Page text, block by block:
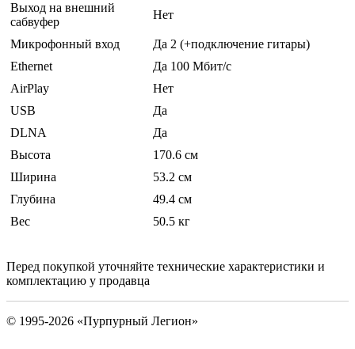
Выход на внешний
сабвуфер
Нет
Микрофонный вход
Да 2 (+подключение гитары)
Ethernet
Да 100 Мбит/с
AirPlay
Нет
USB
Да
DLNA
Да
Высота
170.6 см
Ширина
53.2 см
Глубина
49.4 см
Вес
50.5 кг
Перед покупкой уточняйте технические характеристики и
комплектацию у продавца
© 1995-2026 «Пурпурный Легион»